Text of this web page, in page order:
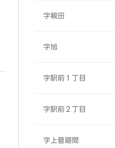
字親田
字旭
字駅前１丁目
字駅前２丁目
字上菅廻間